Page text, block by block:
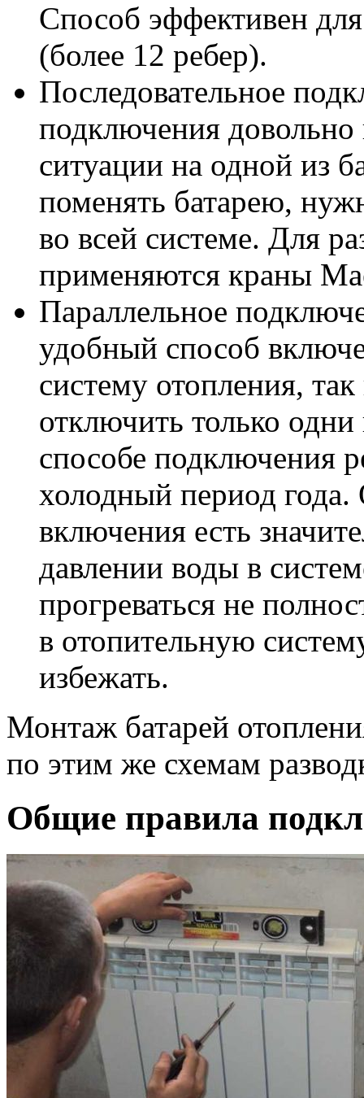
Способ эффективен
(более 12 ребер).
Последовательное
подключения довольно
ситуации на одной из
поменять батарею,
во всей системе. Для
применяются краны
Параллельное
удобный способ
систему отопления,
отключить только
способе подключения
холодный период
включения есть
давлении воды в
прогреваться не
в отопительную
избежать.
Монтаж батарей
по этим же схемам
Общие правила